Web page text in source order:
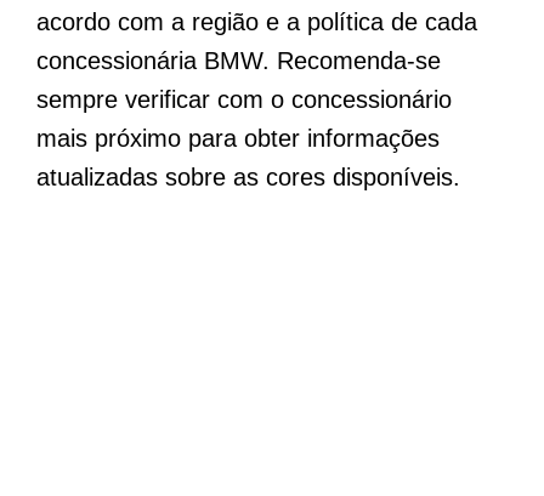
acordo com a região e a política de cada
concessionária BMW. Recomenda-se
sempre verificar com o concessionário
mais próximo para obter informações
atualizadas sobre as cores disponíveis.